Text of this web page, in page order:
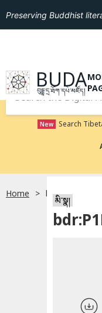
Preserving Buddhist
GO TO
BUDA
བུདྡྷ་དྲ་ཐོག་དཔེ་མཛོད།
New Search
Home bdr:P1KG23551
མི་སྣ།